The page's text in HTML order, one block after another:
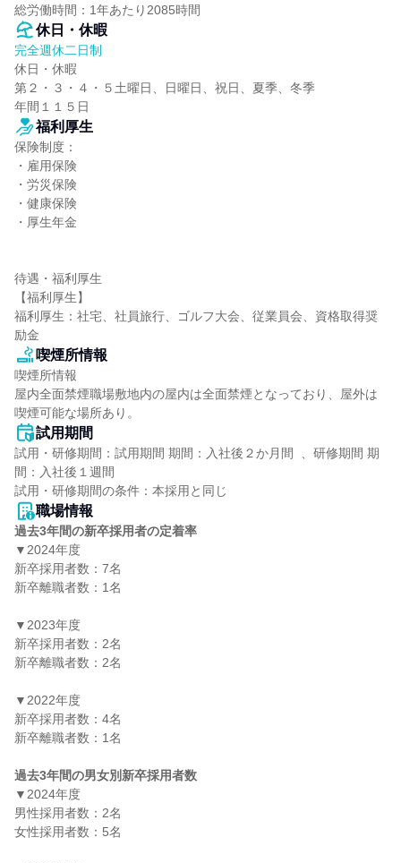
総労働時間：1年あたり2085時間
休日・休暇
完全週休二日制
休日・休暇
第２・３・４・５土曜日、日曜日、祝日、夏季、冬季
年間１１５日
福利厚生
保険制度：
・雇用保険
・労災保険
・健康保険
・厚生年金
待遇・福利厚生
【福利厚生】
福利厚生：社宅、社員旅行、ゴルフ大会、従業員会、資格取得奨
励金
喫煙所情報
喫煙所情報
屋内全面禁煙職場敷地内の屋内は全面禁煙となっており、屋外は
喫煙可能な場所あり。
試用期間
試用・研修期間：試用期間 期間：入社後２か月間  、研修期間 期
間：入社後１週間
職場情報
過去3年間の新卒採用者の定着率
▼2024年度
新卒採用者数：7名
新卒離職者数：1名
▼2023年度
新卒採用者数：2名
新卒離職者数：2名
▼2022年度
新卒採用者数：4名
新卒離職者数：1名
過去3年間の男女別新卒採用者数
▼2024年度
男性採用者数：2名
女性採用者数：5名